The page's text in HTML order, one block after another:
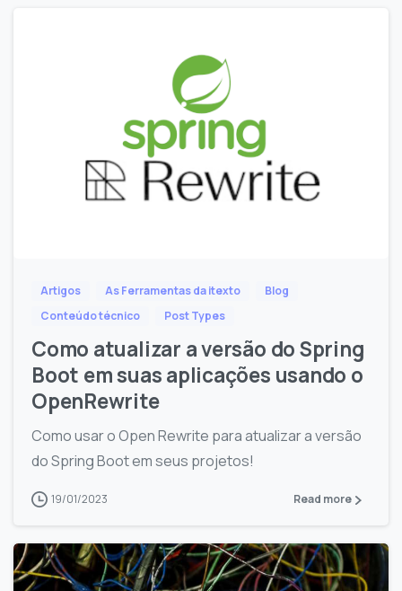
Artigos As Ferramentas da itexto
Blog
Conteúdo técnico
Post Types
Como atualizar a versão do Spring
Boot em suas aplicações usando o
OpenRewrite
Como usar o Open Rewrite para atualizar a versão
do Spring Boot em seus projetos!
19/01/2023 Read more